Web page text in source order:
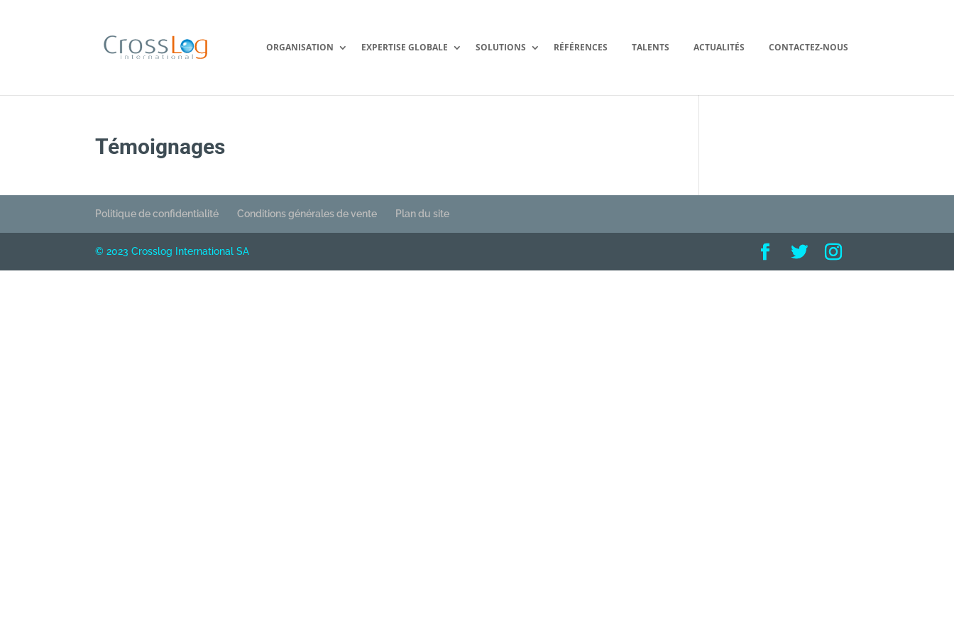
ORGANISATION EXPERTISE GLOBALE SOLUTIONS RÉFÉRENCES TALENTS ACTUALITÉS CONTACTEZ-NOUS
Témoignages
Politique de confidentialité Conditions générales de vente Plan du site
© 2023 Crosslog International SA